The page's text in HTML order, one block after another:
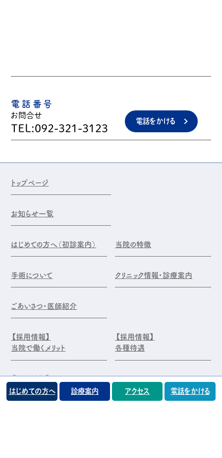
電話番号
お問合せ
TEL:092-321-3123
電話をかける
トップページ
お知らせ一覧
はじめての方へ（初診案内） 当院の特徴
手術について クリニック情報・診療案内
ごあいさつ・医師紹介
【採用情報】
当院で働くメリット
【採用情報】
各種待遇
【採用情報】
エントリー・お問合せ
はじめての方へ 診療案内 アクセス 電話をかける